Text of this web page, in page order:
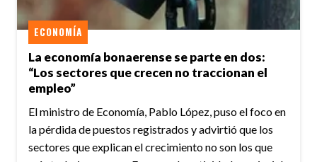
La economía bonaerense se parte en dos:
“Los sectores que crecen no traccionan el
empleo”
ECONOMÍA
El ministro de Economía, Pablo López, puso el foco en
la pérdida de puestos registrados y advirtió que los
sectores que explican el crecimiento no son los que